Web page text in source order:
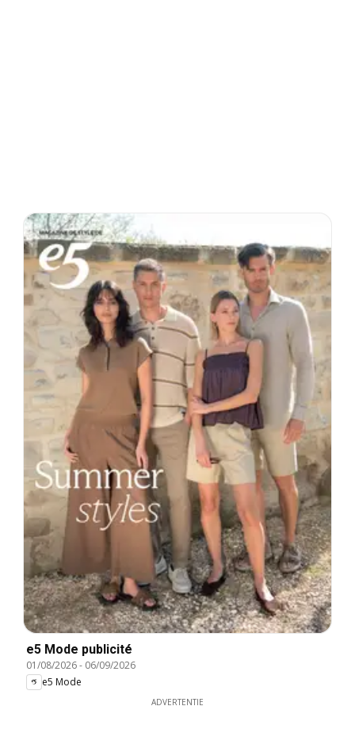
e5 Mode publicité
01/08/2026- 06/09/2026
e5 Mode
ADVERTENTIE